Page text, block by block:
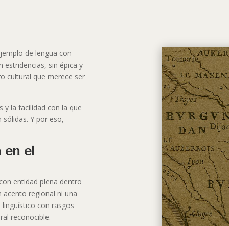
de lengua con
estridencias, sin épica y
cultural que merece ser
y la facilidad con la que
sólidas. Y por eso,
en el
entidad plena dentro
acento regional ni una
con rasgos
reconocible.